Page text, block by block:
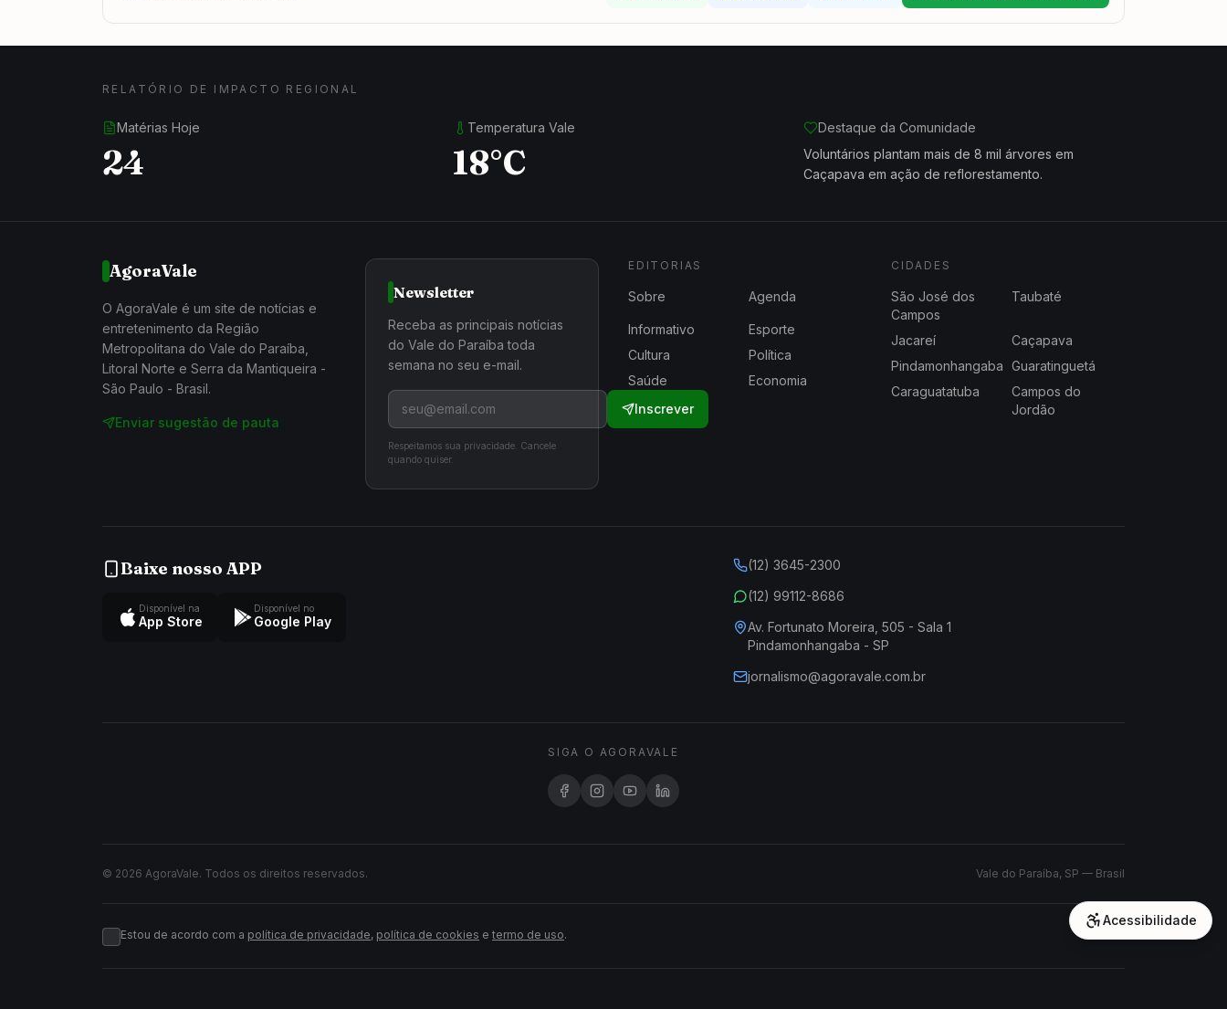
RELATÓRIO DE IMPACTO REGIONAL
Matérias Hoje
24
Temperatura Vale
18°C
Destaque da Comunidade
Voluntários plantam mais de 8 mil árvores em
Caçapava em ação de reflorestamento.
AgoraVale
O AgoraVale é um site de notícias e
entretenimento da Região
Metropolitana do Vale do Paraíba,
Litoral Norte e Serra da Mantiqueira -
São Paulo - Brasil.
Enviar sugestão de pauta
Newsletter
Receba as principais notícias
do Vale do Paraíba toda
semana no seu e-mail.
Inscrever
Respeitamos sua privacidade. Cancele
quando quiser.
EDITORIAS
Sobre Agenda
Informativo
Esporte
Cultura
Política
Saúde
Economia
CIDADES
São José dos
Campos
Taubaté
Jacareí
Caçapava
Pindamonhangaba Guaratinguetá
Caraguatatuba
Campos do
Jordão
Baixe nosso APP
Disponível na
App Store
Disponível no
Google Play
(12) 3645-2300
(12) 99112-8686
Av. Fortunato Moreira, 505 - Sala 1
Pindamonhangaba - SP
jornalismo@agoravale.com.br
SIGA O AGORAVALE
© 2026 AgoraVale. Todos os direitos reservados. Vale do Paraíba, SP — Brasil
Estou de acordo com a política de privacidade, política de cookies e termo de uso.
Acessibilidade